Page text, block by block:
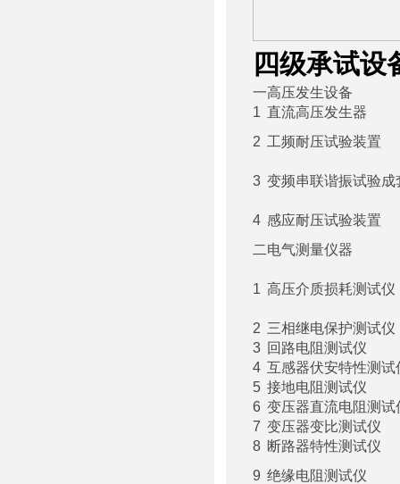
四级承试设
一高压发生设备
1 直流高压发生器
2 工频耐压试验装置
3 变频串联谐振试验成
4 感应耐压试验装置
二电气测量仪器
1 高压介质损耗测试仪
2 三相继电保护测试仪
3 回路电阻测试仪
4 互感器伏安特性测试
5 接地电阻测试仪
6 变压器直流电阻测试
7 变压器变比测试仪
8 断路器特性测试仪
9 绝缘电阻测试仪